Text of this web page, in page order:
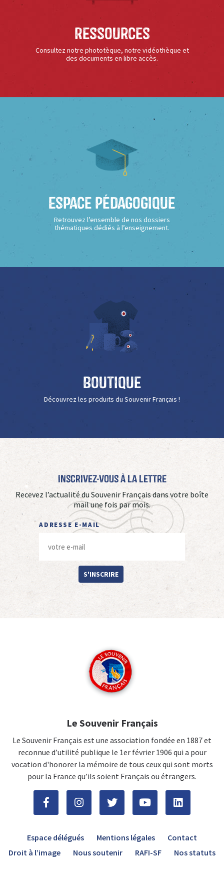
Ressources
Consultez notre phototèque, notre vidéothèque et
des documents en libre accès.
Espace Pédagogique
Retrouvez l’ensemble de nos dossiers
thématiques dédiés à l’enseignement.
Boutique
Découvrez les produits du Souvenir Français !
Inscrivez-vous à La Lettre
Recevez l’actualité du Souvenir Français dans votre boîte
mail une fois par mois.
ADRESSE E-MAIL
S'INSCRIRE
Le Souvenir Français
Le Souvenir Français est une association fondée en 1887 et
reconnue d’utilité publique le 1er février 1906 qui a pour
vocation d'honorer la mémoire de tous ceux qui sont morts
pour la France qu’ils soient Français ou étrangers.
Espace délégués Mentions légales
Contact
Droit à l’image
Nous soutenir RAFI-SF Nos statuts